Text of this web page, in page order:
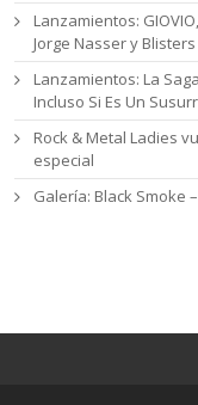
Lanzamientos:
Jorge Nasser y Blisters
Lanzamientos: La
Incluso Si Es Un
Rock & Metal Ladies
especial
Galería: Black Smoke